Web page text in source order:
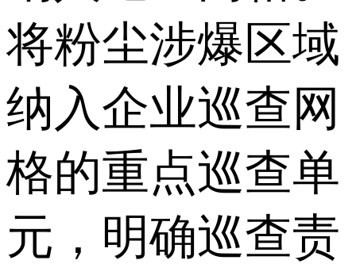
将粉尘涉爆区域
纳入企业巡查网
格的重点巡查单
元，明确巡查责